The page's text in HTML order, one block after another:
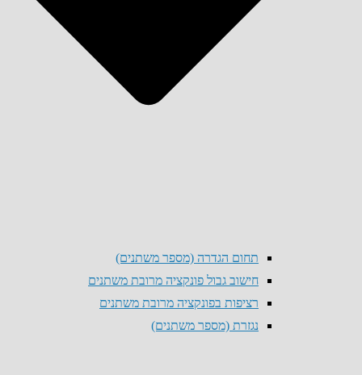
תחום הגדרה (מספר משתנים)
חישוב גבול פונקציה מרובת משתנים
רציפות בפונקציה מרובת משתנים
נגזרת (מספר משתנים)